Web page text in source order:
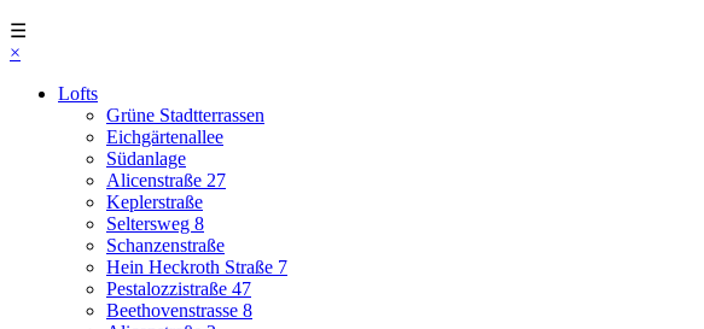
☰
×
Lofts
Grüne Stadtterrassen
Eichgärtenallee
Südanlage
Alicenstraße 27
Keplerstraße
Seltersweg 8
Schanzenstraße
Hein Heckroth Straße 7
Pestalozzistraße 47
Beethovenstrasse 8